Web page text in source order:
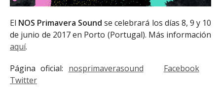
El NOS Primavera Sound se celebrará los días 8, 9 y 10
de junio de 2017 en Porto (Portugal). Más información
aquí.
Página oficial: nosprimaverasound
Facebook
Twitter